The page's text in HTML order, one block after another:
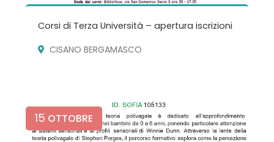
Corsi di Terza Università – apertura iscrizioni
CISANO BERGAMASCO
15 OTTOBRE